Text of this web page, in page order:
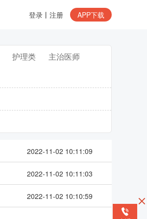
登录 丨 注册 APP下载
护理类
主治医师
2022-11-02 10:11:09
2022-11-02 10:11:03
2022-11-02 10:10:59